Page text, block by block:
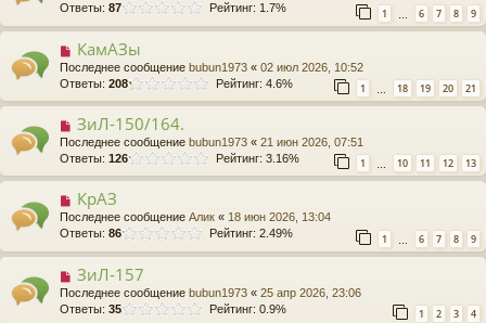
Ответы: 87 1 6 7 8 9
Рейтинг: 1.7%
КамАЗы
Последнее сообщение bubun1973 « 02 июл 2026, 10:52
Ответы: 208 1 18 19 20 21
Рейтинг: 4.6%
ЗиЛ-150/164.
Последнее сообщение bubun1973 « 21 июн 2026, 07:51
Ответы: 126 1 … 10 11 12 13
Рейтинг: 3.16%
КрАЗ
Последнее сообщение Алик « 18 июн 2026, 13:04
Ответы: 86 1 6 7 8 9
Рейтинг: 2.49%
ЗиЛ-157
Последнее сообщение bubun1973 « 25 апр 2026, 23:06
Ответы: 35 1 2 3 4
Рейтинг: 0.9%